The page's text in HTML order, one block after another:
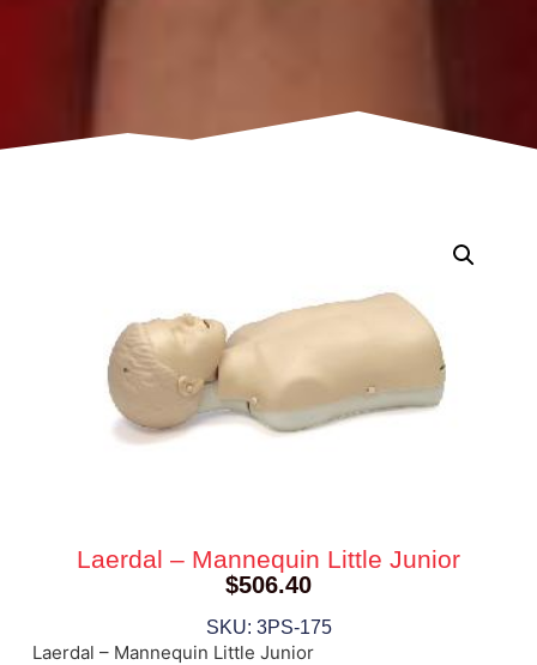
Laerdal – Mannequin Little Junior
$506.40
SKU: 3PS-175
Laerdal – Mannequin Little Junior